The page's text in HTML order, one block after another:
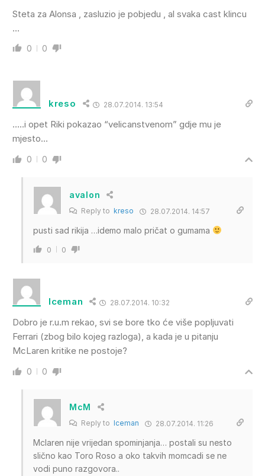
Steta za Alonsa , zasluzio je pobjedu , al svaka cast klincu
…
0 0
kreso 28.07.2014. 13:54
…..i opet Riki pokazao “velicanstvenom” gdje mu je
mjesto…
0 0
avalon
Reply to kreso 28.07.2014. 14:57
pusti sad rikija …idemo malo pričat o gumama
0 0
Iceman 28.07.2014. 10:32
Dobro je r.u.m rekao, svi se bore tko će više popljuvati
Ferrari (zbog bilo kojeg razloga), a kada je u pitanju
McLaren kritike ne postoje?
0 0
McM
Reply to Iceman 28.07.2014. 11:26
Mclaren nije vrijedan spominjanja… postali su nesto
slično kao Toro Roso a oko takvih momcadi se ne
vodi puno razgovora..